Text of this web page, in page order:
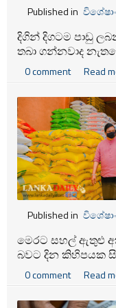
Published in
දිගින් දිගටම පාඩු
තබා ගන්නවාද
පවරනවාද යන්න
වසරේදී ගැනීමට
අමුණුගම පවසයි.
0 comment Read
Published in
මෙරට සහල් ඇතුළු
බවට දින කිහිපයක
අසත්‍යතාව සොයා
මහතා පිටකොටුව
චාරිකාවක නිතර
0 comment Read